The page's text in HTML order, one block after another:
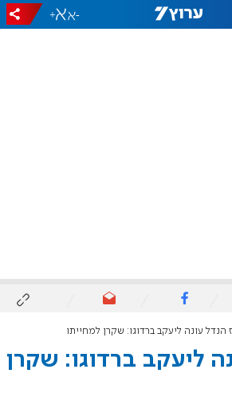
-
+
הנדל עונה ליעקב ברדוגו: שקרן למחייתו
ליעקב ברדוגו: שקרן